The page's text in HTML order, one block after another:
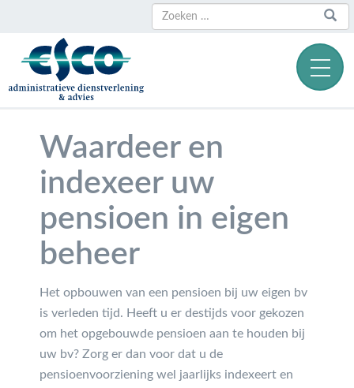
Zoeken
Zoeken
naar:
Waardeer en
indexeer uw
pensioen in eigen
beheer
Het opbouwen van een pensioen bij uw eigen bv
is verleden tijd. Heeft u er destijds voor gekozen
om het opgebouwde pensioen aan te houden bij
uw bv? Zorg er dan voor dat u de
pensioenvoorziening wel jaarlijks indexeert en